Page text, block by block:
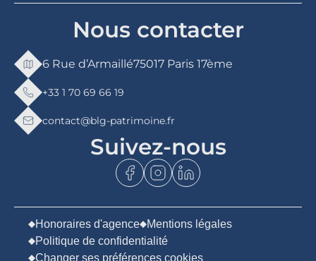
Nous contacter
6 Rue d’Armaillé75017 Paris 17ème
+33 1 70 69 66 19
contact@blg-patrimoine.fr
Suivez-nous
Honoraires d'agence
Mentions légales
Politique de confidentialité
Changer ses préférences cookies